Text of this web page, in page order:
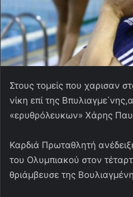
Στους τομείς που χαρισαν
νίκη επί της
«ερυθρόλευκων» Χάρης
Καρδιά Πρωταθλητή
του Ολυμπιακού στον
θριάμβευσε της